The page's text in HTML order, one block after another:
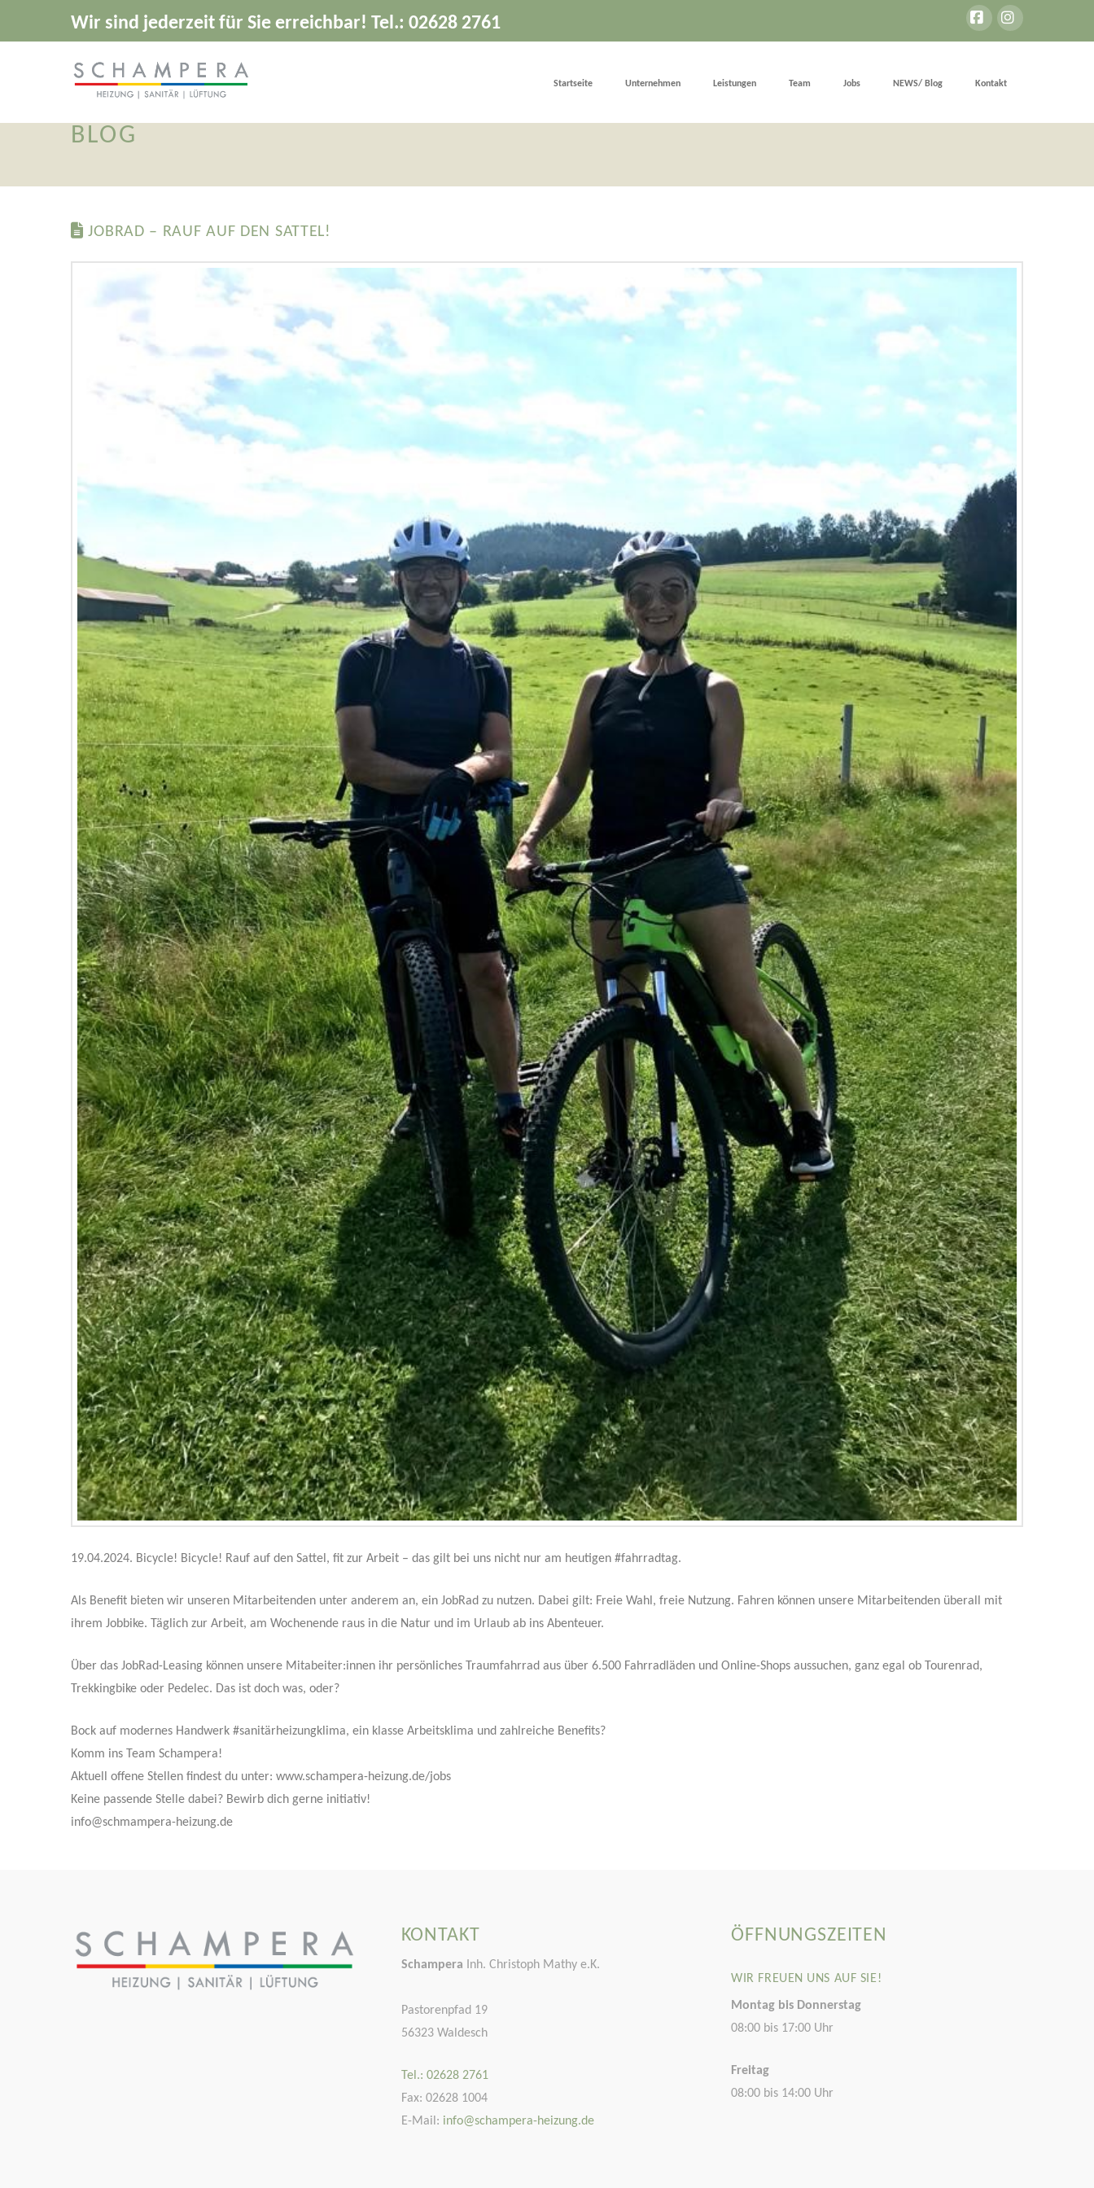
Wir sind jederzeit für Sie erreichbar! Tel.: 02628 2761
FacebookInstagram
Startseite Unternehmen Leistungen Team Jobs NEWS/ Blog Kontakt
BLOG
JOBRAD – RAUF AUF DEN SATTEL!
19.04.2024. Bicycle! Bicycle! Rauf auf den Sattel, fit zur Arbeit – das gilt bei uns nicht nur am heutigen #fahrradtag.
Als Benefit bieten wir unseren Mitarbeitenden unter anderem an, ein JobRad zu nutzen. Dabei gilt: Freie Wahl, freie Nutzung. Fahren können unsere Mitarbeitenden überall mit
ihrem Jobbike. Täglich zur Arbeit, am Wochenende raus in die Natur und im Urlaub ab ins Abenteuer.
Über das JobRad-Leasing können unsere Mitabeiter:innen ihr persönliches Traumfahrrad aus über 6.500 Fahrradläden und Online-Shops aussuchen, ganz egal ob Tourenrad,
Trekkingbike oder Pedelec. Das ist doch was, oder?
Bock auf modernes Handwerk #sanitärheizungklima, ein klasse Arbeitsklima und zahlreiche Benefits?
Komm ins Team Schampera!
Aktuell offene Stellen findest du unter: www.schampera-heizung.de/jobs
Keine passende Stelle dabei? Bewirb dich gerne initiativ!
info@schmampera-heizung.de
KONTAKT
Schampera Inh. Christoph Mathy e.K.
Pastorenpfad 19
56323 Waldesch
Tel.: 02628 2761
Fax: 02628 1004
E-Mail: info@schampera-heizung.de
ÖFFNUNGSZEITEN
WIR FREUEN UNS AUF SIE!
Montag bis Donnerstag
08:00 bis 17:00 Uhr
Freitag
08:00 bis 14:00 Uhr